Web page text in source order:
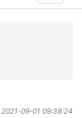
2021-09-01 09:38:24